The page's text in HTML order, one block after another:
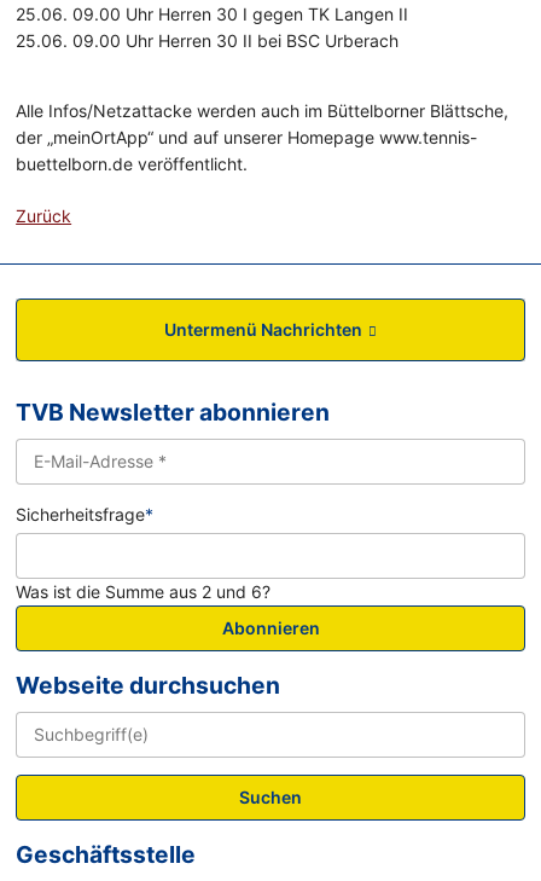
25.06. 09.00 Uhr Herren 30 I gegen TK Langen II
25.06. 09.00 Uhr Herren 30 II bei BSC Urberach
Alle Infos/Netzattacke werden auch im Büttelborner Blättsche,
der „meinOrtApp“ und auf unserer Homepage www.tennis-
buettelborn.de veröffentlicht.
Zurück
Untermenü Nachrichten
TVB Newsletter abonnieren
Sicherheitsfrage*
Was ist die Summe aus 2 und 6?
Abonnieren
Webseite durchsuchen
Suchen
Geschäftsstelle